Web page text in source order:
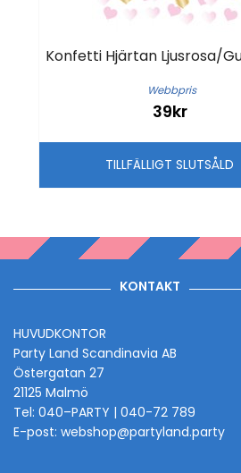
Konfetti Hjärtan Ljusrosa/
Webbpris
39kr
TILLFÄLLIGT SLUTSÅLD
KONTAKT
HUVUDKONTOR
Party Land Scandinavia AB
Östergatan 27
21125 Malmö
Tel: 040–PARTY | 040-72 789
E-post: webshop@partyland.party